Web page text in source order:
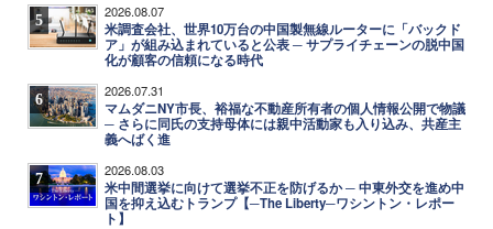
5 2026.08.07
米調査会社、世界10万台の中国製無線ルーターに「バックド
ア」が組み込まれていると公表 ─ サプライチェーンの脱中国
化が顧客の信頼になる時代
6 2026.07.31
マムダニNY市長、裕福な不動産所有者の個人情報公開で物議
─ さらに同氏の支持母体には親中活動家も入り込み、共産主
義へばく進
7 2026.08.03
米中間選挙に向けて選挙不正を防げるか ─ 中東外交を進め中
国を抑え込むトランプ【─The Liberty─ワシントン・レポー
ト】